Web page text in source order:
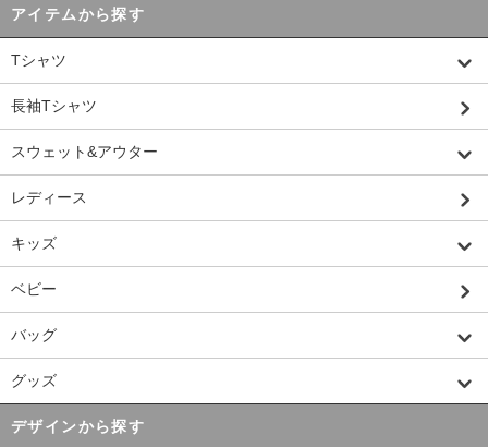
アイテムから探す
Tシャツ
長袖Tシャツ
スウェット&アウター
レディース
キッズ
ベビー
バッグ
グッズ
デザインから探す